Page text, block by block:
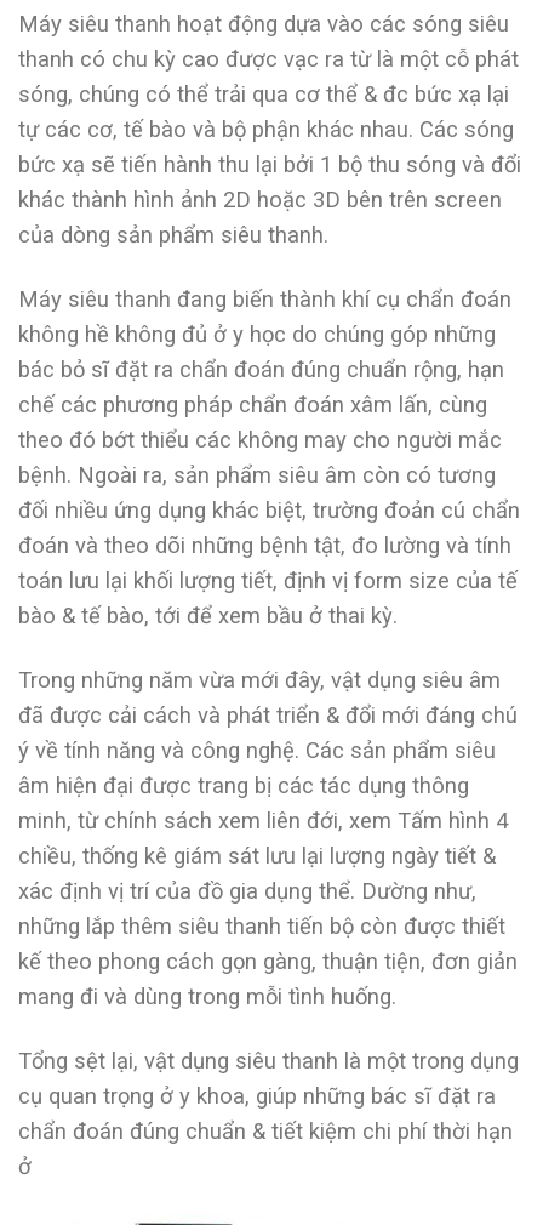
Máy siêu thanh hoạt động dựa vào các sóng siêu
thanh có chu kỳ cao được vạc ra từ là một cỗ phát
sóng, chúng có thể trải qua cơ thể & đc bức xạ lại
tự các cơ, tế bào và bộ phận khác nhau. Các sóng
bức xạ sẽ tiến hành thu lại bởi 1 bộ thu sóng và đổi
khác thành hình ảnh 2D hoặc 3D bên trên screen
của dòng sản phẩm siêu thanh.
Máy siêu thanh đang biến thành khí cụ chẩn đoán
không hề không đủ ở y học do chúng góp những
bác bỏ sĩ đặt ra chẩn đoán đúng chuẩn rộng, hạn
chế các phương pháp chẩn đoán xâm lấn, cùng
theo đó bớt thiểu các không may cho người mắc
bệnh. Ngoài ra, sản phẩm siêu âm còn có tương
đối nhiều ứng dụng khác biệt, trường đoản cú chẩn
đoán và theo dõi những bệnh tật, đo lường và tính
toán lưu lại khối lượng tiết, định vị form size của tế
bào & tế bào, tới để xem bầu ở thai kỳ.
Trong những năm vừa mới đây, vật dụng siêu âm
đã được cải cách và phát triển & đổi mới đáng chú
ý về tính năng và công nghệ. Các sản phẩm siêu
âm hiện đại được trang bị các tác dụng thông
minh, từ chính sách xem liên đới, xem Tấm hình 4
chiều, thống kê giám sát lưu lại lượng ngày tiết &
xác định vị trí của đồ gia dụng thể. Dường như,
những lắp thêm siêu thanh tiến bộ còn được thiết
kế theo phong cách gọn gàng, thuận tiện, đơn giản
mang đi và dùng trong mỗi tình huống.
Tổng sệt lại, vật dụng siêu thanh là một trong dụng
cụ quan trọng ở y khoa, giúp những bác sĩ đặt ra
chẩn đoán đúng chuẩn & tiết kiệm chi phí thời hạn
ở